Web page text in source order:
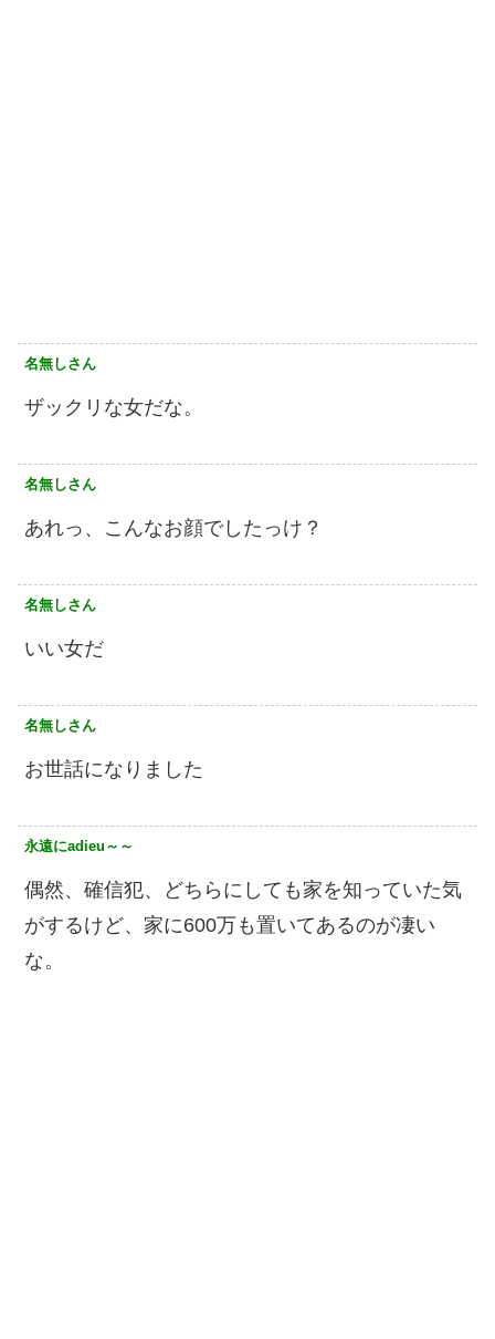
名無しさん
ザックリな女だな。
名無しさん
あれっ、こんなお顔でしたっけ？
名無しさん
いい女だ
名無しさん
お世話になりました
永遠にadieu～～
偶然、確信犯、どちらにしても家を知っていた気
がするけど、家に600万も置いてあるのが凄い
な。